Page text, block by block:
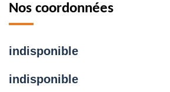
Nos coordonnées
indisponible
indisponible